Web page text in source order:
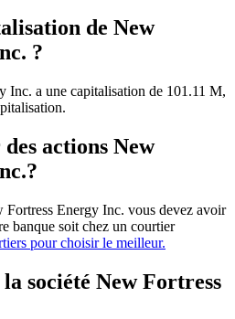
de New
?
Inc. a une capitalisation de 101.11 M,
actions New
Fortress Energy Inc. vous devez avoir
banque soit chez un courtier
pour choisir le meilleur.
société New Fortress